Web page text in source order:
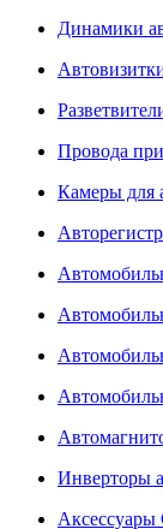
Динамики
Провода
Камеры для
Инверторы
Аксессуары